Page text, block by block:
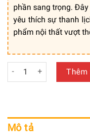
phần sang trọng.
yêu thích sự thanh
phẩm nội thất vượt
Đồng Hồ Gỗ Để Bàn
Thêm
Mô tả